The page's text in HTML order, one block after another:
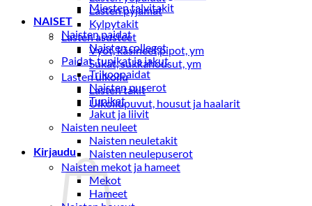
Lasten pyjamat
Kylpytakit
Lasten asusteet
Vyöt, käsineet,pipot, ym
Sukat, sukkahousut, ym
Lasten ulkoilu
Lasten takit
Ulkoilupuvut, housut ja haalarit
Kirjaudu
Miesten talvitakit
NAISET
Naisten paidat
Naisten colleget
Paidat, tunikat ja jakut
Trikoopaidat
Naisten puserot
Tunikat
Jakut ja liivit
Naisten neuleet
Naisten neuletakit
Naisten neulepuserot
Naisten mekot ja hameet
Mekot
Hameet